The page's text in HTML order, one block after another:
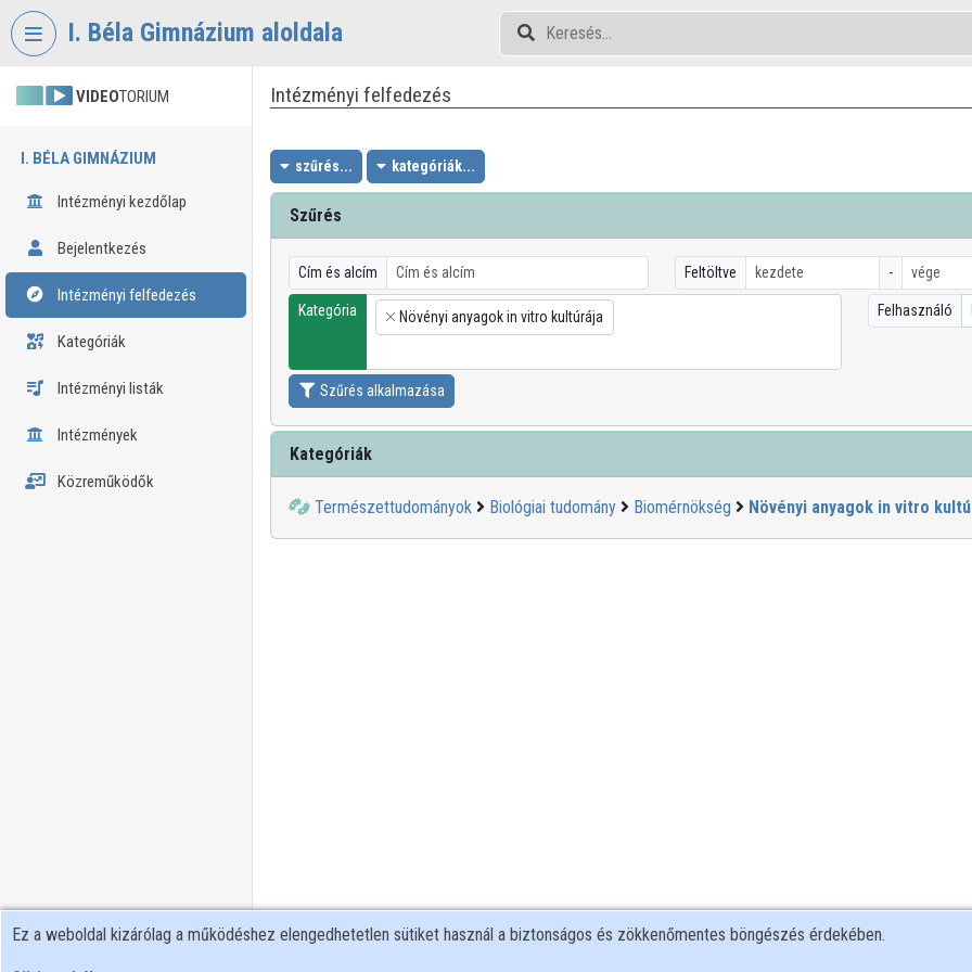
Fejléc kihagyása
I. Béla Gimnázium aloldala
VIDEOTORIUM
I. BÉLA GIMNÁZIUM
Intézményi kezdőlap
Bejelentkezés
Intézményi felfedezés
Kategóriák
Intézményi listák
Intézmények
Közreműködők
Intézményi felfedezés
szűrés... kategóriák...
Szűrés
Cím és alcím Feltöltve -
Kategória
×
Növényi anyagok in vitro kultúrája Felhasználó
Szűrés alkalmazása
Kategóriák
Természettudományok Biológiai tudomány Biomérnökség Növényi anyagok in vitro
Ez a weboldal kizárólag a működéshez elengedhetetlen sütiket használ a biztonságos és zökkenőmentes böngészés érdekében.